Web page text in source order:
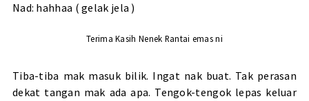
Nad: hahhaa ( gelak jela )
Terima Kasih Nenek Rantai emas ni
Tiba-tiba mak masuk bilik. Ingat nak buat. Tak perasan
dekat tangan mak ada apa. Tengok-tengok lepas keluar